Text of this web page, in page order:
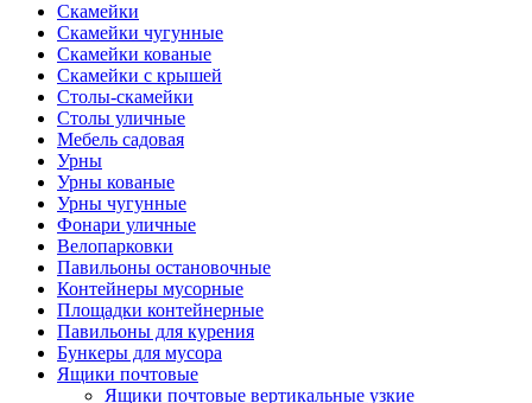
Скамейки
Скамейки чугунные
Скамейки кованые
Скамейки с крышей
Столы-скамейки
Столы уличные
Мебель садовая
Урны
Урны кованые
Урны чугунные
Фонари уличные
Велопарковки
Павильоны остановочные
Контейнеры мусорные
Площадки контейнерные
Павильоны для курения
Бункеры для мусора
Ящики почтовые
Ящики почтовые вертикальные узкие